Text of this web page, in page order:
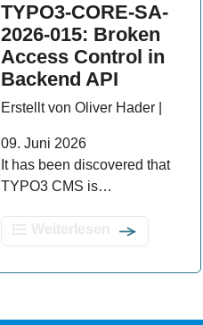
TYPO3-CORE-SA-
2026-015: Broken
Access Control in
Backend API
Erstellt von Oliver Hader |
09. Juni 2026
It has been discovered that
TYPO3 CMS is…